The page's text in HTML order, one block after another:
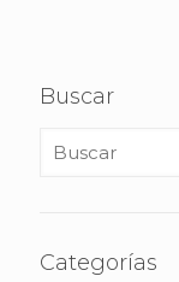
Buscar
Categorías